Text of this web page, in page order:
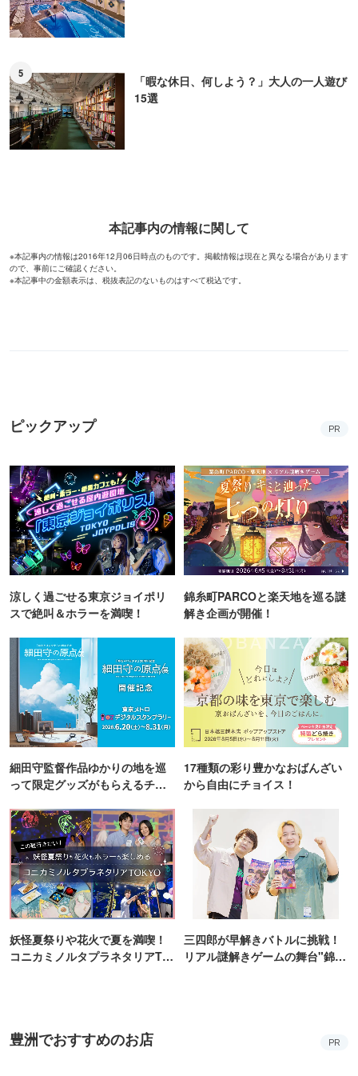
5
「暇な休日、何しよう？」大人の一人遊び
15選
本記事内の情報に関して
※本記事内の情報は2016年12月06日時点のものです。掲載情報は現在と異なる場合があります
ので、事前にご確認ください。
※本記事中の金額表示は、税抜表記のないものはすべて税込です。
ピックアップ PR
涼しく過ごせる東京ジョイポリ
スで絶叫＆ホラーを満喫！
錦糸町PARCOと楽天地を巡る謎
解き企画が開催！
細田守監督作品ゆかりの地を巡
って限定グッズがもらえるチャ
17種類の彩り豊かなおばんざい
から自由にチョイス！
妖怪夏祭りや花火で夏を満喫！
コニカミノルタプラネタリアTO
三四郎が早解きバトルに挑戦！
リアル謎解きゲームの舞台"錦糸
豊洲でおすすめのお店 PR